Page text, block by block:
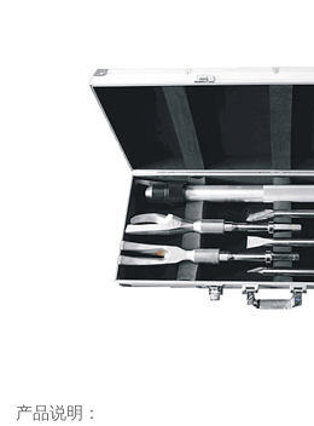
产品说明：